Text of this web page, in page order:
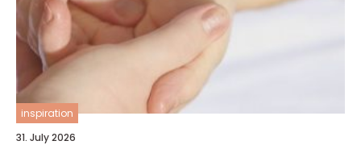
inspiration
31. July 2026